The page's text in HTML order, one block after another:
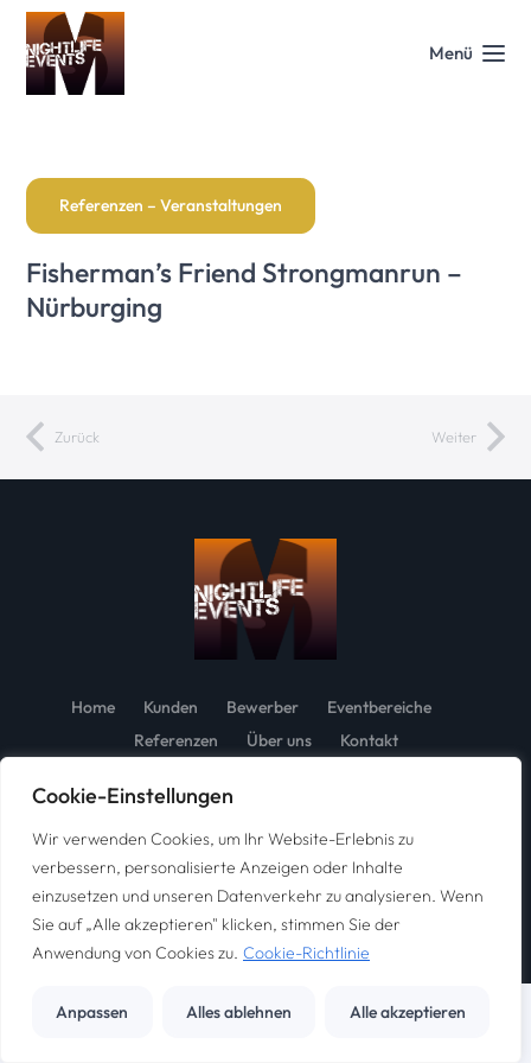
Cookie-Einstellungen
Wir verwenden Cookies, um Ihr Website-Erlebnis zu
verbessern, personalisierte Anzeigen oder Inhalte
einzusetzen und unseren Datenverkehr zu analysieren. Wenn
Sie auf „Alle akzeptieren" klicken, stimmen Sie der
Anwendung von Cookies zu. Cookie-Richtlinie
Anpassen Alles ablehnen Alle akzeptieren
Menü
Referenzen – Veranstaltungen
Fisherman’s Friend Strongmanrun –
Nürburging
Zurück Weiter
Home Kunden Bewerber
Eventbereiche
Referenzen
Über uns Kontakt
Impressum
©2024 – Alle Rechte vorbehalten.
Website management designart-agentur.de